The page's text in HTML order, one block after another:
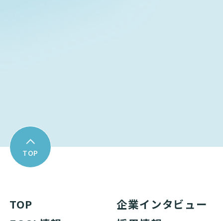
TOP
TOP
企業インタビュー